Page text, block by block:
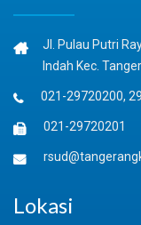
Jl. Pulau Putri
Indah Kec.
021-29720200,
021-29720201
Lokasi